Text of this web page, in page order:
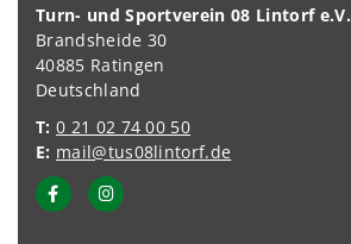
Turn- und Sportverein 08 Lintorf e.V.
Brandsheide 30
40885 Ratingen
Deutschland
T: 0 21 02 74 00 50
E: mail@tus08lintorf.de